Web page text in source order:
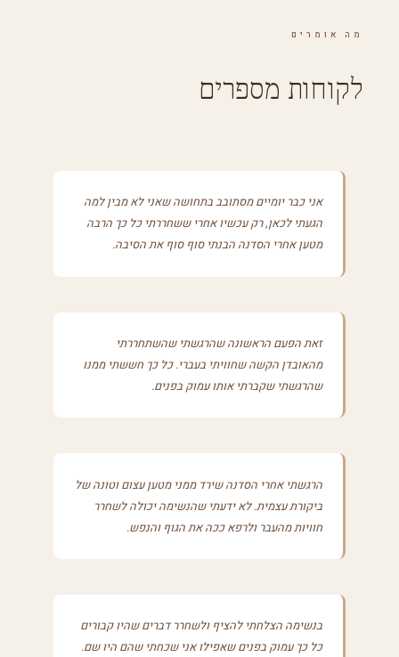
מה אומרים
לקוחות מספרים
אני כבר יומיים מסתובב בתחושה שאני לא מבין למה
הגעתי לכאן, רק עכשיו אחרי ששחררתי כל כך הרבה
מטען אחרי הסדנה הבנתי סוף סוף את הסיבה.
זאת הפעם הראשונה שהרגשתי שהשתחררתי
מהאובדן הקשה שחוויתי בעברי. כל כך חששתי ממנו
שהרגשתי שקברתי אותו עמוק בפנים.
הרגשתי אחרי הסדנה שירד ממני מטען עצום וטונה של
ביקורת עצמית. לא ידעתי שהנשימה יכולה לשחרר
חוויות מהעבר ולרפא ככה את הגוף והנפש.
בנשימה הצלחתי להציף ולשחרר דברים שהיו קבורים
כל כך עמוק בפנים שאפילו אני שכחתי שהם היו שם.